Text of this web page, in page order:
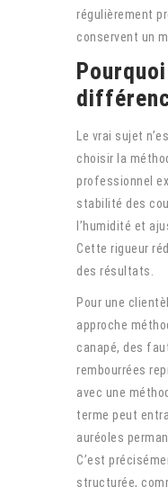
régulièrement
conservent un
Le vrai sujet
choisir la
professionnel
stabilité des
l’humidité et
Cette rigueur
des résultats.
Pour une
approche
canapé, des
rembourrées
avec une
terme peut
auréoles
C’est
structurée,